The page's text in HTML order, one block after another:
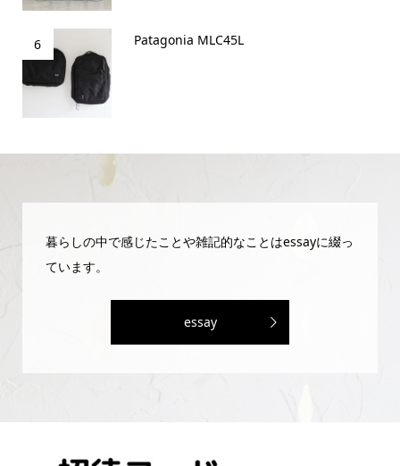
6 Patagonia MLC45L
暮らしの中で感じたことや雑記的なことはessayに綴っ
ています。
essay